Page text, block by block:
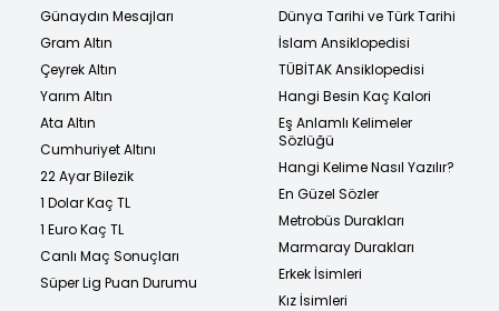
Günaydın Mesajları
Gram Altın
Çeyrek Altın
Yarım Altın
Ata Altın
Cumhuriyet Altını
22 Ayar Bilezik
1 Dolar Kaç TL
1 Euro Kaç TL
Canlı Maç Sonuçları
Süper Lig Puan Durumu
Dünya Tarihi ve Türk Tarihi
İslam Ansiklopedisi
TÜBİTAK Ansiklopedisi
Hangi Besin Kaç Kalori
Eş Anlamlı Kelimeler
Sözlüğü
Hangi Kelime Nasıl Yazılır?
En Güzel Sözler
Metrobüs Durakları
Marmaray Durakları
Erkek İsimleri
Kız İsimleri